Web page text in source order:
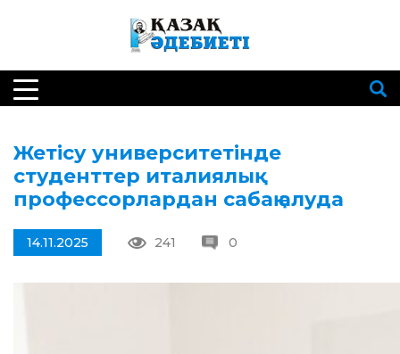
Жетісу университетінде
студенттер италиялық
профессорлардан сабақ алуда
14.11.2025 241 0